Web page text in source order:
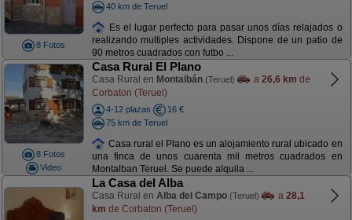
8 Fotos
40 km de Teruel
Es el lugar perfecto para pasar unos días relajados o
realizando multiples actividades. Dispone de un patio de
90 metros cuadrados con futbo ...
8 Fotos
Video
Casa Rural El Plano
Casa Rural en Montalbán (Teruel) a 26,6 km de
Corbaton (Teruel)
4-12 plazas
16 €
75 km de Teruel
Casa rural el Plano es un alojamiento rural ubicado en
una finca de unos cuarenta mil metros cuadrados en
Montalban Teruel. Se puede alquila ...
La Casa del Alba
Casa Rural en Alba del Campo (Teruel) a 28,1
km de Corbaton (Teruel)